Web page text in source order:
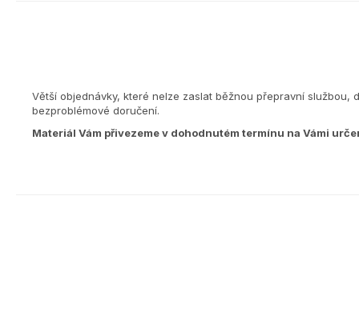
Větší objednávky, které nelze zaslat běžnou přepravní službou,
bezproblémové doručení.
Materiál Vám přivezeme v dohodnutém termínu na Vámi